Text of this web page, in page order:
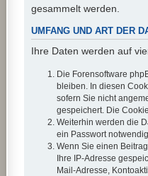
gesammelt werden.
UMFANG UND ART DER
Ihre Daten werden auf
Die Forensoftware
bleiben. In diesen
sofern Sie nicht
gespeichert. Die
Weiterhin werden die
ein Passwort
Wenn Sie einen
Ihre IP-Adresse
Mail-Adresse,